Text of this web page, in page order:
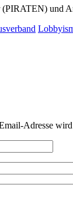
und
Adresse